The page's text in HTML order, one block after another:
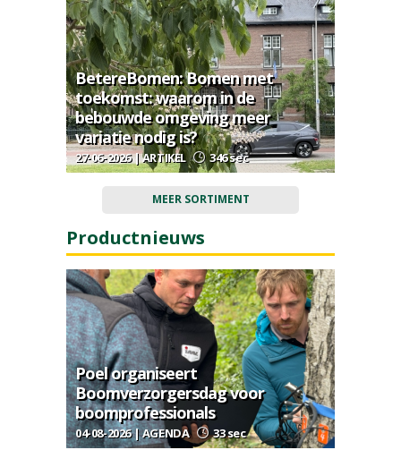
BetereBomen: Bomen met
toekomst: waarom in de
bebouwde omgeving meer
variatie nodig is?
27-06-2026 | ARTIKEL 346 sec
MEER SORTIMENT
Productnieuws
Poel organiseert
Boomverzorgersdag voor
boomprofessionals
04-08-2026 | AGENDA 33 sec